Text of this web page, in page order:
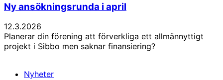
Ny ansökningsrunda i april
12.3.2026
Planerar din förening att förverkliga ett allmännyttigt
projekt i Sibbo men saknar finansiering?
Nyheter